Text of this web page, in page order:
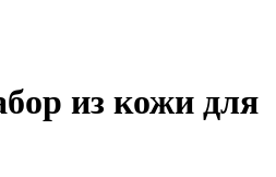
из кожи для